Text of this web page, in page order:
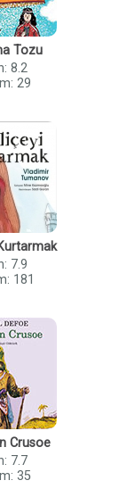
Tozu
8.2
29
7.9
181
Crusoe
7.7
35